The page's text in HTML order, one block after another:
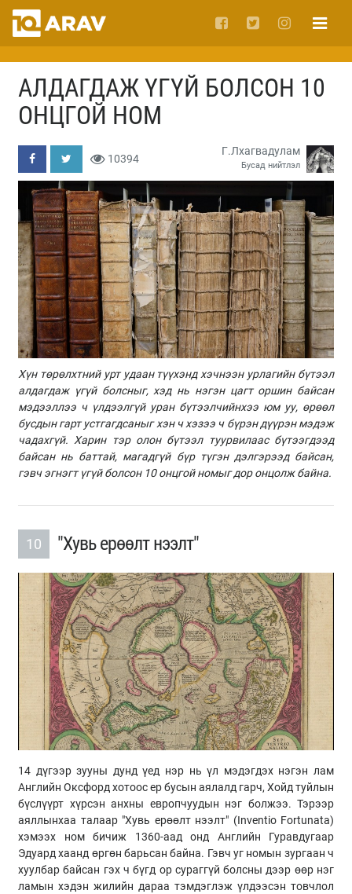
АЛДАГДАЖ ҮГҮЙ БОЛСОН 10
ОНЦГОЙ НОМ
10394
Г.Лхагвадулам
Бусад нийтлэл
Хүн төрөлхтний урт удаан түүхэнд хэчнээн урлагийн бүтээл
алдагдаж үгүй болсныг, хэд нь нэгэн цагт оршин байсан
мэдээллээ ч үлдээлгүй уран бүтээлчийнхээ юм уу, өрөөл
бусдын гарт устгагдсаныг хэн ч хэзээ ч бүрэн дүүрэн мэдэж
чадахгүй. Харин тэр олон бүтээл туурвилаас бүтээгдээд
байсан нь баттай, магадгүй бүр түгэн дэлгэрээд байсан,
гэвч эгнэгт үгүй болсон 10 онцгой номыг дор онцолж байна.
10 "Хувь ерөөлт нээлт"
14 дүгээр зууны дунд үед нэр нь үл мэдэгдэх нэгэн лам
Английн Оксфорд хотоос ер бусын аялалд гарч, Хойд туйлын
бүслүүрт хүрсэн анхны европчуудын нэг болжээ. Тэрээр
аяллынхаа талаар "Хувь ерөөлт нээлт" (Inventio Fortunata)
хэмээх ном бичиж 1360-аад онд Английн Гуравдугаар
Эдуард хаанд өргөн барьсан байна. Гэвч уг номын зургаан ч
хуулбар байсан гэх ч бүгд ор сураггүй болсны дээр өөр нэг
ламын хэдэн жилийн дараа тэмдэглэж үлдээсэн товчлол